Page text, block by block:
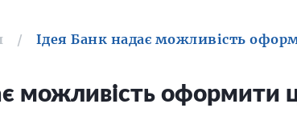
Ідея Банк надає можливість
можливість оформити